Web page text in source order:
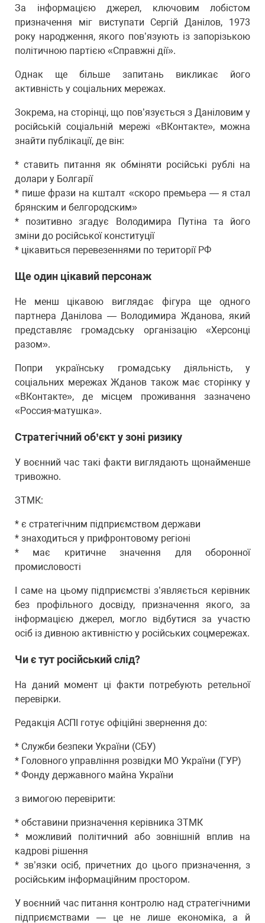
За інформацією джерел, ключовим лобістом
призначення міг виступати Сергій Данілов, 1973
року народження, якого пов’язують із запорізькою
політичною партією «Справжні дії».
Однак ще більше запитань викликає його
активність у соціальних мережах.
Зокрема, на сторінці, що пов’язується з Даніловим у
російській соціальній мережі «ВКонтакте», можна
знайти публікації, де він:
* ставить питання як обміняти російські рублі на
долари у Болгарії
* пише фрази на кшталт «скоро премьера — я стал
брянским и белгородским»
* позитивно згадує Володимира Путіна та його
зміни до російської конституції
* цікавиться перевезеннями по території РФ
Ще один цікавий персонаж
Не менш цікавою виглядає фігура ще одного
партнера Данілова — Володимира Жданова, який
представляє громадську організацію «Херсонці
разом».
Попри українську громадську діяльність, у
соціальних мережах Жданов також має сторінку у
«ВКонтакте», де місцем проживання зазначено
«Россия-матушка».
Стратегічний об’єкт у зоні ризику
У воєнний час такі факти виглядають щонайменше
тривожно.
ЗТМК:
* є стратегічним підприємством держави
* знаходиться у прифронтовому регіоні
* має критичне значення для оборонної
промисловості
І саме на цьому підприємстві з’являється керівник
без профільного досвіду, призначення якого, за
інформацією джерел, могло відбутися за участю
осіб із дивною активністю у російських соцмережах.
Чи є тут російський слід?
На даний момент ці факти потребують ретельної
перевірки.
Редакція АСПІ готує офіційні звернення до:
* Служби безпеки України (СБУ)
* Головного управління розвідки МО України (ГУР)
* Фонду державного майна України
з вимогою перевірити:
* обставини призначення керівника ЗТМК
* можливий політичний або зовнішній вплив на
кадрові рішення
* зв’язки осіб, причетних до цього призначення, з
російським інформаційним простором.
У воєнний час питання контролю над стратегічними
підприємствами — це не лише економіка, а й